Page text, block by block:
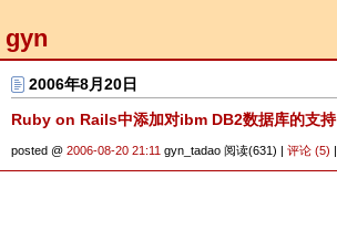
gyn
2006年8月20日
Ruby on Rails中添加对ibm DB2数据库的支持
posted @ 2006-08-20 21:11 gyn_tadao 阅读(631) | 评论 (5) |